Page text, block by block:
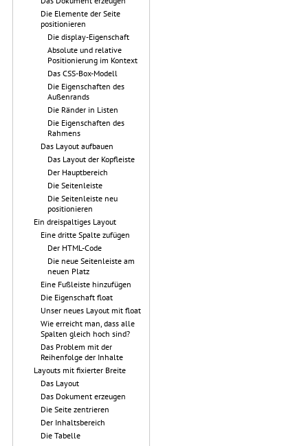
Die Elemente der Seite
positionieren
Die display-Eigenschaft
Absolute und relative
Positionierung im Kontext
Das CSS-Box-Modell
Die Eigenschaften des
Außenrands
Die Ränder in Listen
Die Eigenschaften des
Rahmens
Das Layout aufbauen
Das Layout der Kopfleiste
Der Hauptbereich
Die Seitenleiste
Die Seitenleiste neu
positionieren
Ein dreispaltiges Layout
Eine dritte Spalte zufügen
Der HTML-Code
Die neue Seitenleiste am
neuen Platz
Eine Fußleiste hinzufügen
Die Eigenschaft float
Unser neues Layout mit float
Wie erreicht man, dass alle
Spalten gleich hoch sind?
Das Problem mit der
Reihenfolge der Inhalte
Layouts mit fixierter Breite
Das Layout
Das Dokument erzeugen
Die Seite zentrieren
Der Inhaltsbereich
Die Tabelle